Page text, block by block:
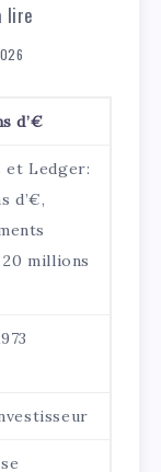
lire
d’€
et Ledger:
d’€,
millions